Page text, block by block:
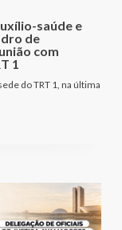
saúde e
de
com
1
do TRT 1, na última